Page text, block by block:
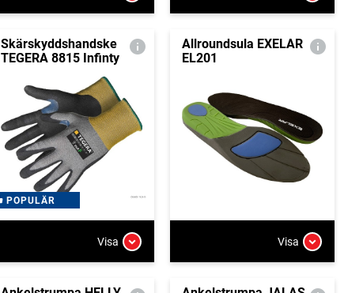
Skärskyddshandske
TEGERA 8815 Infinty
POPULÄR
Visa
Allroundsula EXELAR
EL201
Visa